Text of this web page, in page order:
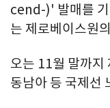
cend-)' 발매를 기
는 제로베이스원
오는 11월 말까지
동남아 등 국제선